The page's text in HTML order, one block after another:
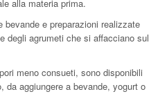
alla materia prima.
e preparazioni realizzate
degli agrumeti che si affacciano sul
meno consueti, sono disponibili
da aggiungere a bevande, yogurt o